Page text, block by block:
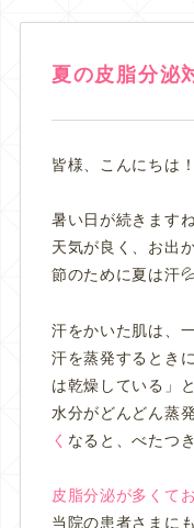
夏の皮脂分泌
皆様、こんにちは！
暑い日が続きます
天気が良く、お出
節のために夏は汗
汗をかいた肌は、
汗を蒸発するとき
は乾燥している」
水分がどんどん蒸発
く なると、べたつ
皮脂分泌が多くて
当院の患者さまに